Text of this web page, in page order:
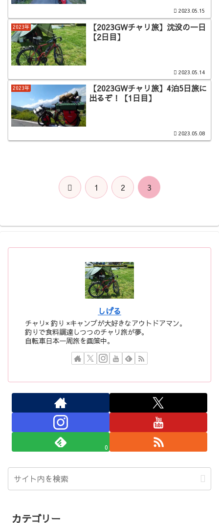
2023.05.15
2023年
【2023GWチャリ旅】沈没の一日
【2日目】
2023.05.14
2023年
【2023GWチャリ旅】4泊5日旅に
出るぞ！【1日目】
2023.05.08
前
1 2 3
しげる
チャリ× 釣り ×キャンプが大好きなアウトドアマン。
釣りで食料調達しつつのチャリ旅が夢。
自転車日本一周旅を画策中。
0
カテゴリー